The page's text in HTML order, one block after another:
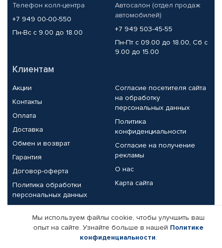
Телефон колл-центра
+7 949 00-00-550
Пн-Вс с 9.00 до 18.00
Автосалон (отдел продаж
автомобилей)
+7 949 503-45-55
Пн-Пт с 09.00 до 18.00, Сб с
9.00 до 15.00
Клиентам
Акции
Контакты
Оплата
Доставка
Обмен и возврат
Гарантия
Договор-оферта
Политика обработки
персональных данных
Согласие посетителя сайта
на обработку
персональных данных
Политика
конфиденциальности
Согласие на получение
рекламы
О нас
Карта сайта
Партнерам
Корпоративным клиентам
Реквизиты компании
Мы используем файлы cookie, чтобы улучшить ваш
опыт на сайте. Узнайте больше в нашей Политике
конфиденциальности.